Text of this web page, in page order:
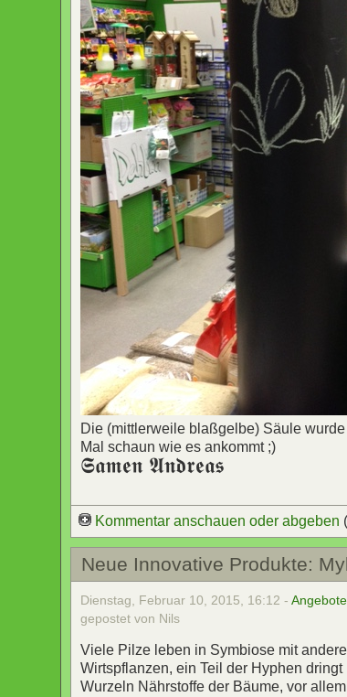
Die (mittlerweile blaßgelbe) Säule
Mal schaun wie es ankommt ;)
𝕾𝖆𝖒𝖊𝖓 𝕬𝖓𝖉𝖗𝖊𝖆𝖘
Kommentar anschauen oder abgeben
Neue Innovative Produkte:
Dienstag, Februar 10, 2015, 16:12 -Angebote
gepostet von Nils
Viele Pilze leben in Symbiose mit
Wirtspflanzen, ein Teil der Hyphen
Wurzeln Nährstoffe der Bäume, vor